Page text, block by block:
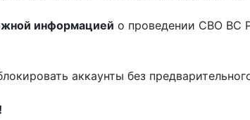
информацией о проведении СВО ВС
аккаунты без